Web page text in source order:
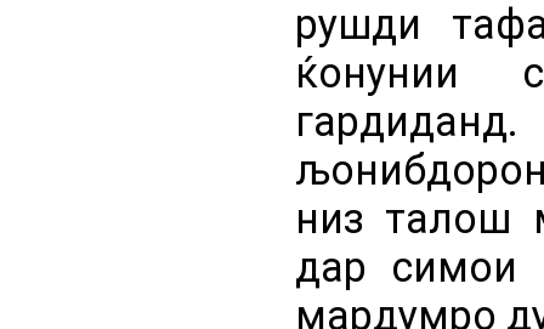
рушди
ќонунии
низ талош
дар симои
мардумро